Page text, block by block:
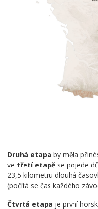
Druhá etapa by měla
ve třetí etapě se pojede
23,5 kilometru dlouhá
(počítá se čas každého
Čtvrtá etapa je první